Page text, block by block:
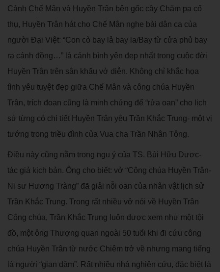
Cảnh Chế Mân và Huyền Trân bên gốc cây Chăm pa cổ
thụ, Huyền Trân hát cho Chế Mân nghe bài dân ca của
người Đại Việt: “Con cò bay lả bay la/Bay từ cửa phủ bay
ra cánh đồng…” là cảnh bình yên đẹp nhất trong cuộc đời
Huyền Trân trên sân khấu vở diễn. Không chỉ khắc họa
tình yêu tuyệt đẹp giữa Chế Mân và công chúa Huyền
Trân, trích đoạn cũng là minh chứng để “rửa oan” cho lịch
sử từng có chi tiết Huyền Trân yêu Trần Khắc Trung- một vị
tướng trong triều đình của Vua cha Trần Nhân Tông.
Điều này cũng nằm trong ngụ ý của TS. Bùi Hữu Dược-
tác giả kịch bản. Ông cho biết: vở “Công chúa Huyền Trân-
Ni sư Hương Tràng” đã giải nỗi oan của nhân vật lịch sử
Trần Khắc Trung. Trong rất nhiều vở nói về Huyền Trân
Công chúa, Trần Khắc Trung luôn được xem như một tội
đồ, một ông Thượng quan ngoài 50 tuổi khi đi cứu công
chúa Huyền Trân từ nước Chiêm trở về nhưng mang tiếng
là người “gian dâm”. Rất nhiều nhà nghiên cứu, đặc biệt là